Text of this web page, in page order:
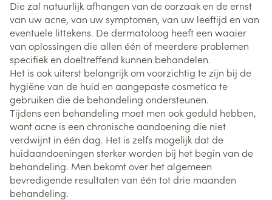
Die zal natuurlijk afhangen van de oorzaak en de ernst
van uw acne, van uw symptomen, van uw leeftijd en van
eventuele littekens. De dermatoloog heeft een waaier
van oplossingen die allen één of meerdere problemen
specifiek en doeltreffend kunnen behandelen.
Het is ook uiterst belangrijk om voorzichtig te zijn bij de
hygiëne van de huid en aangepaste cosmetica te
gebruiken die de behandeling ondersteunen.
Tijdens een behandeling moet men ook geduld hebben,
want acne is een chronische aandoening die niet
verdwijnt in één dag. Het is zelfs mogelijk dat de
huidaandoeningen sterker worden bij het begin van de
behandeling. Men bekomt over het algemeen
bevredigende resultaten van één tot drie maanden
behandeling.